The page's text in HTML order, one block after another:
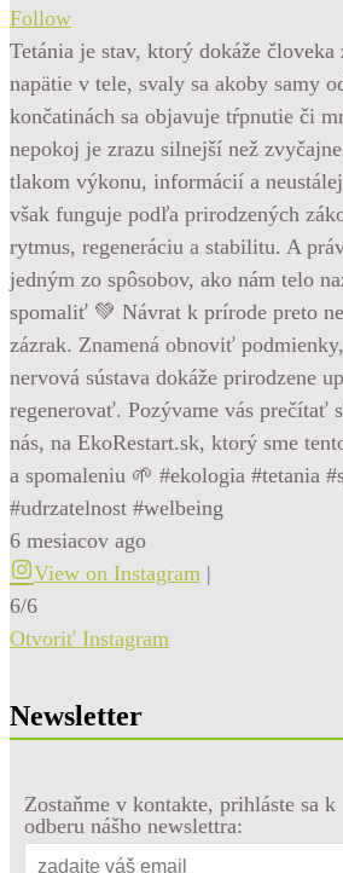
Follow
Tetánia je stav, ktorý dokáže
napätie v tele, svaly sa akoby samy
končatinách sa objavuje tŕpnutie či
nepokoj je zrazu silnejší než
tlakom výkonu, informácií a
však funguje podľa prirodzených
rytmus, regeneráciu a stabilitu. A
jedným zo spôsobov, ako nám telo
spomaliť 💚 Návrat k prírode preto
zázrak. Znamená obnoviť
nervová sústava dokáže prirodzene
regenerovať. Pozývame vás prečítať
nás, na EkoRestart.sk, ktorý sme
a spomaleniu 🌱 #ekologia #tetania
#udrzatelnost #welbeing
6 mesiacov ago
View on Instagram |
6/6
Otvoriť Instagram
Newsletter
Zostaňme v kontakte, prihláste sa k
odberu nášho newslettra: